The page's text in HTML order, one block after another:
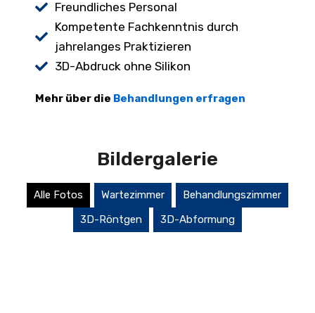
Freundliches Personal
Kompetente Fachkenntnis durch
jahrelanges Praktizieren
3D-Abdruck ohne Silikon
Mehr über die Behandlungen erfragen
Bildergalerie
Alle Fotos Wartezimmer
Behandlungszimmer
3D-Röntgen
3D-Abformung